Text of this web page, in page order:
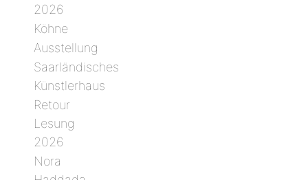
2026
Köhne
Ausstellung
Saarländisches
Künstlerhaus
Retour
Lesung
2026
Nora